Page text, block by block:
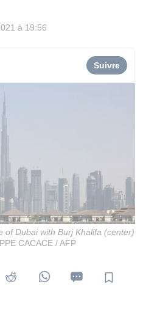
à 19:56
Suivre
of Dubai with Burj Khalifa (center)
CACACE / AFP